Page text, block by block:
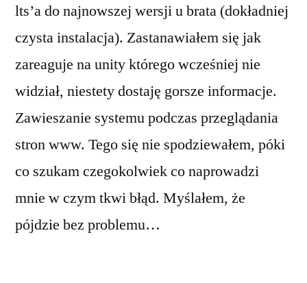
lts’a do najnowszej wersji u brata (dokładniej
czysta instalacja). Zastanawiałem się jak
zareaguje na unity którego wcześniej nie
widział, niestety dostaję gorsze informacje.
Zawieszanie systemu podczas przeglądania
stron www. Tego się nie spodziewałem, póki
co szukam czegokolwiek co naprowadzi
mnie w czym tkwi błąd. Myślałem, że
pójdzie bez problemu…